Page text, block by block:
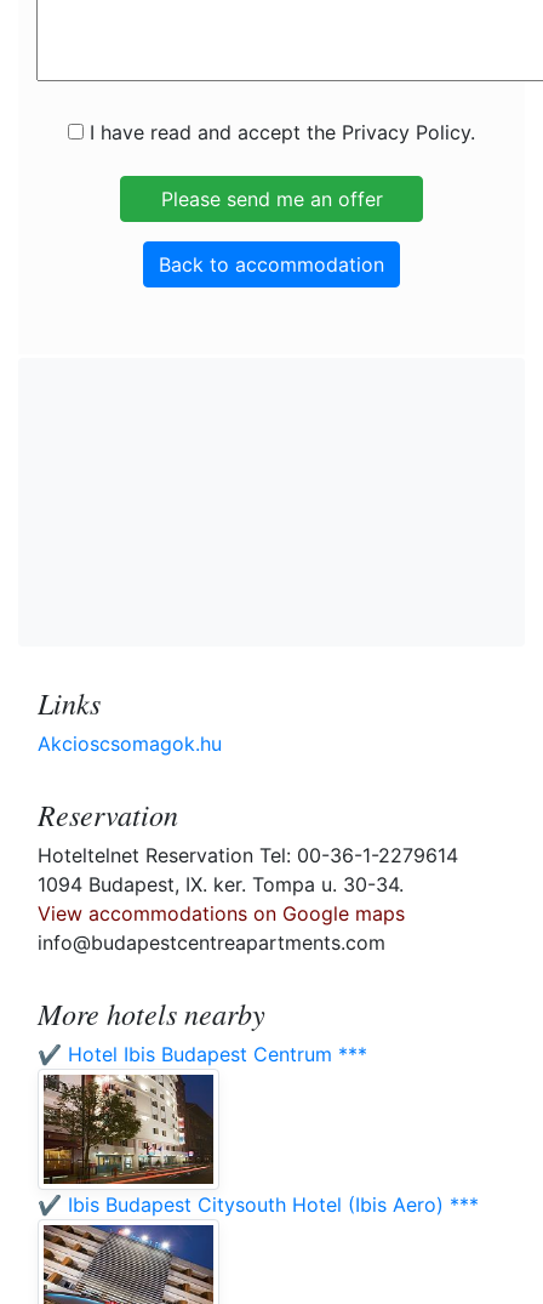
I have read and accept the Privacy Policy.
Back to accommodation
Links
Akcioscsomagok.hu
Reservation
Hoteltelnet Reservation Tel: 00-36-1-2279614
1094 Budapest, IX. ker. Tompa u. 30-34.
View accommodations on Google maps
info@budapestcentreapartments.com
More hotels nearby
✔️ Hotel Ibis Budapest Centrum ***
✔️ Ibis Budapest Citysouth Hotel (Ibis Aero) ***